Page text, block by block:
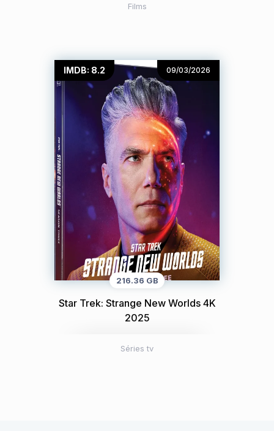
Films
IMDB: 8.2 09/03/2026
216.36 GB
Star Trek: Strange New Worlds 4K
2025
Séries tv